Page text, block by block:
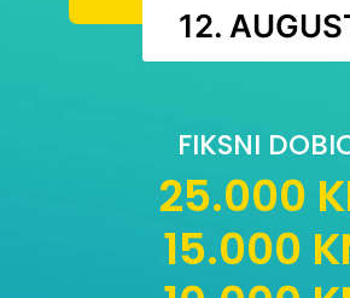
12.
FIKSNI
25.000
15.000